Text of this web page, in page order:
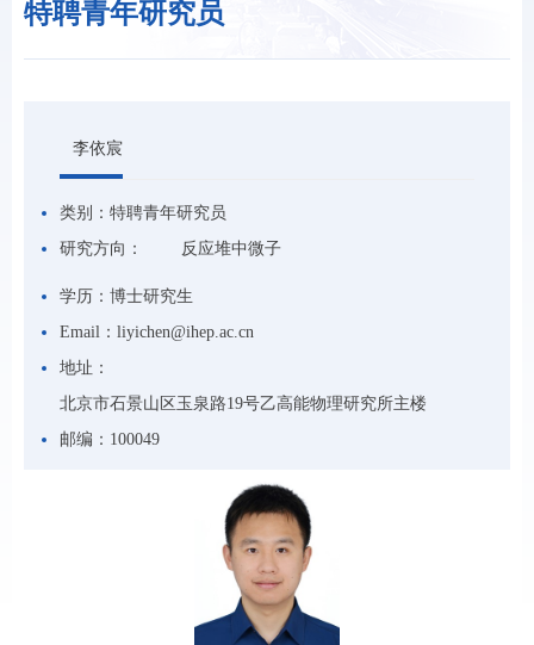
特聘青年研究员
李依宸
类别： 特聘青年研究员
研究方向：
反应堆中微子
学历： 博士研究生
Email： liyichen@ihep.ac.cn
地址：
北京市石景山区玉泉路19号乙高能物理研究所主楼
邮编： 100049